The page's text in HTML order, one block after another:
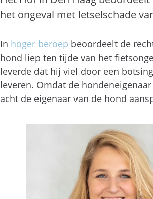
het ongeval met letselschade
In hoger beroep beoordeelt de
hond liep ten tijde van het
leverde dat hij viel door een
leveren. Omdat de
acht de eigenaar van de hond